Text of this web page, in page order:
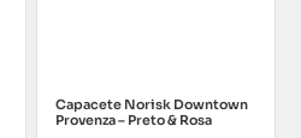
Capacete Norisk Downtown
Provenza – Preto & Rosa